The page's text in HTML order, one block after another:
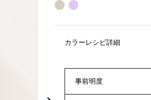
カラーレシピ詳細
事前明度